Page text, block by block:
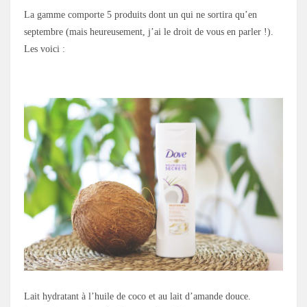
La gamme comporte 5 produits dont un qui ne sortira qu’en
septembre (mais heureusement, j’ai le droit de vous en parler !).
Les voici :
Lait hydratant à l’huile de coco et au lait d’amande douce.